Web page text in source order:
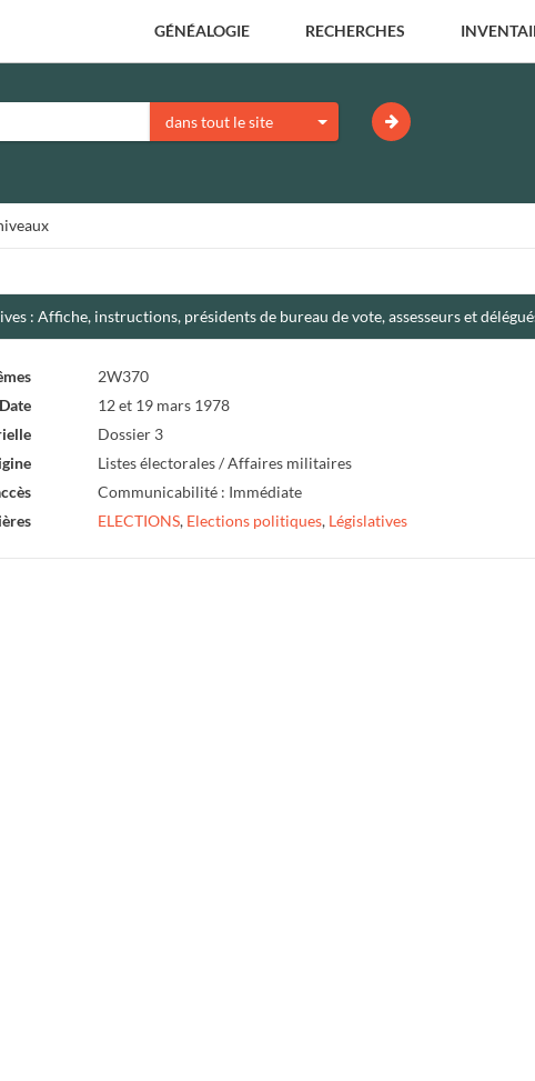
GÉNÉALOGIE RECHERCHES
dans tout le site
: Affiche, instructions, présidents de bureau de vote, assesseurs et
2W370
Date
12 et 19 mars 1978
Dossier 3
Listes électorales / Affaires militaires
Communicabilité : Immédiate
ELECTIONS, Elections politiques, Législatives